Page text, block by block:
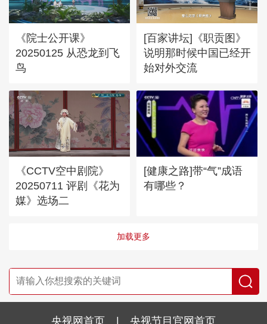
《院士公开课》
20250125 从恐龙到飞
鸟
[百家讲坛]《职贡图》
说明那时候中国已经开
始对外交流
《CCTV空中剧院》
20250711 评剧《花为
媒》选场二
[健康之路]带“气”成语
有哪些？
加载更多
央视网首页 | 央视节目官网首页